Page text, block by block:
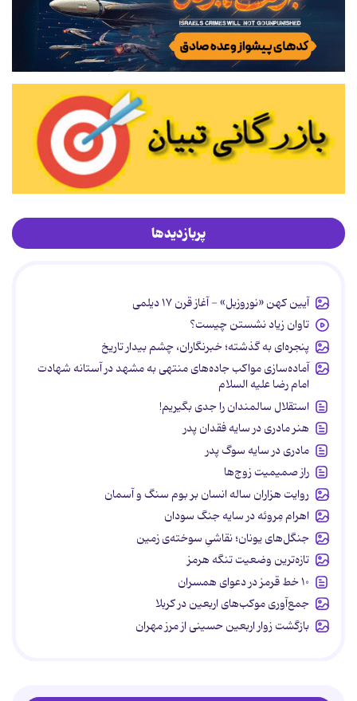
پربازدیدها
آیین کهن «نوروزبل» - آغاز قرن ۱۷ دیلمی
تاوان زیاد نشستن چیست؟
پنجره‌ای به گذشته؛ خبرنگاران، چشم بیدار تاریخ
آماده‌سازی مواکب جاده‌های منتهی به مشهد در آستانه شهادت
امام رضا علیه السلام
استقلال سالمندان را جدی بگیریم!
هنر مادری در سایه‌ فقدان پدر
مادری در سایه سوگ پدر
راز صمیمیت زوج‌ها
روایت هزاران ساله انسان بر بوم سنگ و آسمان
اهرام مِروئه در سایه جنگ سودان
جنگل‌های یونان؛ نقاشیِ سوخته‌ی زمین
تازه‌ترین وضعیت تنگه هرمز
۱۰ خط قرمز در دعوای همسران
جمع‌آوری موکب‌های اربعین در کربلا
بازگشت زوار اربعین حسینی از مرز مهران